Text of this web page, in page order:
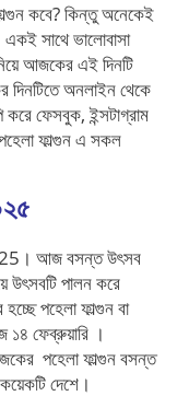
কবে? কিন্তু অনেকেই
একই সাথে ভালোবাসা
আজকের এই দিনটি
অনলাইন থেকে
করে ফেসবুক, ইন্সটাগ্রাম
ফাল্গুন এ সকল
আজ বসন্ত উৎসব
উৎসবটি পালন করে
পহেলা ফাল্গুন বা
ফেব্রুয়ারি ।
পহেলা ফাল্গুন বসন্ত
দেশে।